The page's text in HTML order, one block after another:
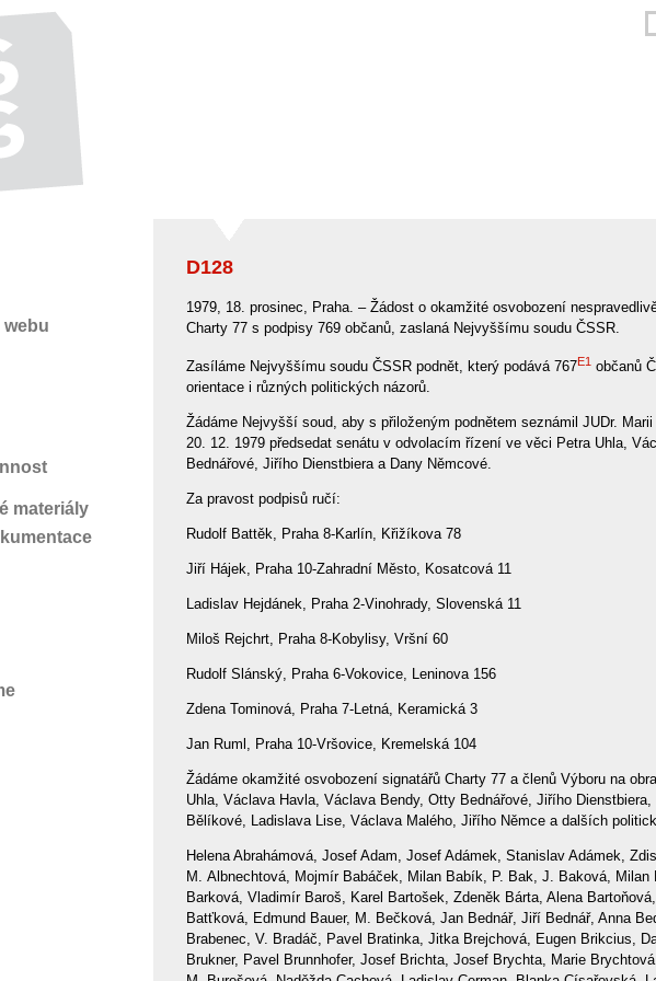
D128
1979, 18. prosinec, Praha. – Žádost o okamžité osvobození
Charty 77 s podpisy 769 občanů, zaslaná Nejvyššímu soudu ČSSR.
Zasíláme Nejvyššímu soudu ČSSR podnět, který podává 767E1 občanů
orientace i různých politických názorů.
Žádáme Nejvyšší soud, aby s přiloženým podnětem seznámil JUDr.
20. 12. 1979 předsedat senátu v odvolacím řízení ve věci Petra Uhla,
Bednářové, Jiřího Dienstbiera a Dany Němcové.
Za pravost podpisů ručí:
Rudolf Battěk, Praha 8-Karlín, Křižíkova 78
Jiří Hájek, Praha 10-Zahradní Město, Kosatcová 11
Ladislav Hejdánek, Praha 2-Vinohrady, Slovenská 11
Miloš Rejchrt, Praha 8-Kobylisy, Vršní 60
Rudolf Slánský, Praha 6-Vokovice, Leninova 156
Zdena Tominová, Praha 7-Letná, Keramická 3
Jan Ruml, Praha 10-Vršovice, Kremelská 104
Žádáme okamžité osvobození signatářů Charty 77 a členů Výboru na
Uhla, Václava Havla, Václava Bendy, Otty Bednářové, Jiřího
Bělíkové, Ladislava Lise, Václava Malého, Jiřího Němce a dalších
Helena Abrahámová, Josef Adam, Josef Adámek, Stanislav Adámek, Zdislava Adámková, A. Akciburová, M. Albnechtová, Mojmír Babáček, Milan Babík, P. Bak, J. Baková, Milan Balabán, Antonín Barek, Marta Barková, Vladimír Baroš, Karel Bartošek, Zdeněk Bárta, Alena Bartoňová, Zora Bártová, Rudolf Battěk, Dagmar Batťková, Edmund Bauer, M. Bečková, Jan Bednář, Jiří Bednář, Anna Bednářová, Jiří Brabec, Vratislav Brabenec, V. Bradáč, Pavel Bratinka, Jitka Brejchová, Eugen Brikcius, Daniel Brodský, Petr Brodský, Jan Brukner, Pavel Brunnhofer, Josef Brichta, Josef Brychta, Marie Brychtová, Aleš Březina, P. Buchner, Jan Bureš, M. Burešová, Naděžda Cachová, Ladislav Cerman, Blanka Císařovská, Ladislav Čapek, F. Čech, M. Čechová, Miloslav Čermák, Ivan Černoga, Jiří Černoga, Jarmila Doležalová, Jan Dostál, Milada Dostálová, D. Doškářová, Radomír Doupovec, Zvonimír Dragoun, Pavla Drinocká, Ladislav Drinocký, Ivan Dubský, Karel Duda, Vít Duda, F. Ducheček, Jan Dus, Jaromír Dus, Anna Dusová, Karel Dušík, K. Dušíková, Marie Dvorská, Josef Dvořák, Ladislav Dvořák, Lenka Dvořáková, Michal Dymáček, I. Dyntar, Michal Dziaček, Marta Eliášová, Olga Erhartová, Kamila Bendová, Jan Benedikt, F. Beneš, Jaroslav Beneš, Marie Benetková, Zbyněk Benýšek, Miroslav Bělovský, Ivan Bierhanzl, Jiřina Bímová, Tomáš Bísek, Daniela Bísková, Vladimír Bláha, K. Bláhová, Pavel Blattný, Alexandr Blažík, I. Blažková, Josef Bohuslav, Radka Bohuslavová, J. Bohušová, Pavel Bok, Antonie Boková, Alena Bondyová, Darja Bortová, Antonie Boťová, Vladimír Bouček, Zuzana Brabcová, Michal Černoga, prof. Václav Černý, Jaroslav Červenka, Egon Čierny, Lumír Čivrný, Leo Čul, J. Čutka, V. Dadák, J. Dadáková, Milan Daler, Jiří Daníček, Josef Danisz, Dalibor Dedek, Ivan Dejmal, Ondřej Dienstbier, Zuzana Dienstbierová, Marta Dlouhá, Irina Dobalová, J. Dobrovský, M. Dobrovská, Luboš Dobrovský, Anna Doležalová, Jindřich Dohnal, Karel Dománek, Antonín Dolema, Miloš Doležal, Věra Eisenbergerová, Zuzana Eisnerová, Jana Fajfrová, František Faschner, Jaroslav Feusterer, Pavel Fiala, P. Fiala, Petr Fiala, Jana Fialová, V. Fialová, Marta Fiedlerová, O. Fišer, Růžena Foitová, Petr Formánek, Zdeněk Fořt, Karel Freund, Zina Freundová, Jiří Frodl, Viktor Frýdl, Jiří Frydrych, Helena Fürstová, Lisa Geislerová, Jan Glanc, Robert Gombík, Jiří Gruntorád, Jiří Gruša, Štefan Gürtler, Jan Hais, Marie Haisová, prof. Jiří Hájek, Miloš Hájek, Miroslav Hájek, Věra Hájková, A. Hajná, J. Hajný, Stanislav Halaška, A. Halašková, František Hanzlíček, Vítězslav Haramule, Marta Haramulová, Martin Harníček, Luděk Havel, Karel Havelka, Věra Havelková, Aleš Havlíček, František Havlíček, Karel Havlíček, Vladimír Havlíček, A. Havlíčková, Milada Havlíčková, Jaroslava Havlíková, Olga Havlová, Věra Heinrichová, Zbyněk Hejda, Ladislav Hejdánek, Heda Hejdánková, Jana Hejdánková, Martina Hejdánková, Petra Hejdánková, Štěpánka Hejdánková, Štefan Hiroš, Pavel Hlaváč, Ludvík Hlaváček, Milan Hlavsa, Dagmar Hlavsová, Emil Hnátek, Ivan Hofbauer, Jan Hofman, Jiří Hochman, František Hochman, Antonín Holas, Vítězslav Holata, Martin Holeně, Ivan Holis, Pavel Holub, Marie Holubová, Stanislav Homola, Alena Homovská, Jiří Horáček, M. Horáček, D. Horáčková, Martin Horák, Milan Hošek, Vladislava Hošková, Jan Hrabina, Jiřina Hrábková, Petr Hrach, Jan Hric, Alexandra Hricová, Pavel Hrmo, Marie Hromádková, V. Hrubý, Vladimír Hrubý, Karel Husák, Miroslav Húšťava, Martin Hybler, Ivana Hyblerová, Miroslav Hynek, J. Hýsek, Františka Hýsková, M. Hýsková, Ivo Chadima, Václav Chadima, J. Chmelíková, Vlasta Chramostová, Petr Chudožilov, Milan Cgura, Josef Jakubec, K. Jakubec, Bohumír Janák, Milan Jančík, P. Jančíková, N. Jandová, Petr Janečka, Pavel Jánský, Luděk Javorský, Tomáš Jelínek, Klára Jelínková, Zuzana Jelínková, Zdeněk Jičínský, Pavel Jiras, Miroslav M. Jirec, Rudolf Jirků, Ivan Jirous, Věra Jirousová, Arnošt Jiřík, Jarmila Johnová, Zbyněk Jonák, Jana Jonáková, Jiří Judl, Josef Jung, Petr Kabeš, V. Kabrna, Petr Kadlec, prof. Vladimír Kadlec, Erika Kadlecová, Jindra Kadlecová, Miroslav Kakaš, Ludmila Kánská, Eva Kantůrková, František Káňa, Svatopluk Karásek, Stanislava Karásková, František Karlík, Anna Kavinová, Hilmar Kayser, M. Kazdová, Zdeněk Kazík, Jiří Keš, Jaroslav Keller, Jan Kindl, Ivana Kindlová, Pavel Kirschner, Milena Klecandová, Václav Klimeš, Helena Klímová, Bohumír Klípa, Petr Klögner, Petr Kluzák, Ivan Knížek, Jiřina Koberová, Alfred Kocáb, Miloš Kocman, J. Kočenda, Luboš Kohout, Tereza Kohoutová, P. Koklář, V. Koklář, E. Koklářová, M. Koklářová, V. Koklářová, Pavel Kolařík, Božena Komárková, Vendelín Komeda, Milena Königová, M. Kopecká, Jaroslav Kopis, J. Kopný, Petra Koppová, H. Kopřiva, T. Kopřiva, D. Kopřivová, Petr Kopta, Pavel Korál, Vavřinec Korčiš ml., Vavřinec Korčiš st., Alena Korousová, Jaroslav Kořán, Jan Kostík, Vladimír Kostolník, P. Koš, M. Košová, Vladislav Kotek, Jan Kotva, Marie Koudelková, Jiří Koula, Zdeněk Kouřil, Petr Kováč, Jan Král, Miloslav Král, Václav Krátký, Jiří Kratochvíl, Marie Kratochvílová, Karel Kraus, Adrienna Krausová, Jaroslav Krbec, J. Krejčí, Petr Krejčí, Ria Krolopová, Josef Krump, K. Krúpa, Jarmil Krůta, Helena Křečková, Jiří Křivský, B. Křížková, M. R. Křížková, Jaroslav Kšanda, Jindřich Kubeš, Jiří Kubíček, Věra Kubíčková, Marta Kubišová, Josef Kubů, Jiří Kuča, Jana Kučerová, Jarmila Kučerová, Jaroslav Kukal, Daniel Kumermann, Alena Kumprechtová, František Kurc, Jaroslava Kutmanová, Petr Kveibich, Jiří Kvíčala, Ivan Kyncl, Karel Kyncl, Aleš Lederer, Elsbieta Ledererová, S. Lepeška, Václav Lapka, Miroslav Latta, Vendelín Laurenčík, A. Linhartová, Božena Lisová, Tomáš Liška, Jan Litomiský, Martin Litomiský, František Lízna, Marie Líznová, Jan Lopatka, J. Loubský, D. Lubanová, Václav Luhan, Klement Lukeš, Silvestra Lupetová, Josef Madrča, J. Mach, Pavel Mach, J. Machová, prof. Milan Machovec, V. Machulka, Eva Malá, Miroslav Malihrik, M. Malínský, Ivan Maňásek, Karel Mareček, Jiří Marek, L. Marková, M. Martínková, Anna Marvanová, Ludmila Masařová, Miloslav Mašek, Jiří Maškalíř, Bohuslav Matoušek, J. Matoušková, Marie Matoušková, Vladimír Matys, Michal Matzenauer, Jitka Matzenauerová, Marie Matzenauerová, Květa Marková, Jaroslav Maxa, R. Mazánek, J. Mázl, A. Mázlová, I. Mečnárová, Jan Medek, Terezie Medková, Hana Mejdrová, Pavel Melich, Jaroslav Mezník, Jiří Michálek, Otakar Mika, Stanislav Mikeš, Tomáš Mikeš, Vlasta Mikešová, Květa Miková, M. Mikšan, D. Mikšanová, Stanislav Milota, Miroslav Mirval, Jan Misiarz, Jaroslav Mlejnek, Jan Minařík, Jiří Mrázek, Zdeněk Motloch, Kamila Moučková, Pavel Muraško, Borek Müller, Pavel Myslín, Jiří Nejedlý, Marta Nejezchlebová, Vladimír Nepraš, Jiří Nesvarba, Jana Neumannová, Ivo Nezhyba, Helena Němcová, Jitka Němcová, Marcela Němcová, Markéta Němcová, Pavla Němcová, David Němec, Ondřej Němec, Antonín Němejc, František Novák, Jindřich Novák, J. Novák, Jiří K. Novák, Pavel Novák, V. Novák, A. Nováková, Jana
materiály